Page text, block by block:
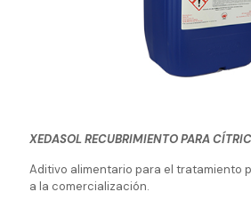
XEDASOL RECUBRIMIENTO PARA
Aditivo alimentario para el tratamiento
a la comercialización.